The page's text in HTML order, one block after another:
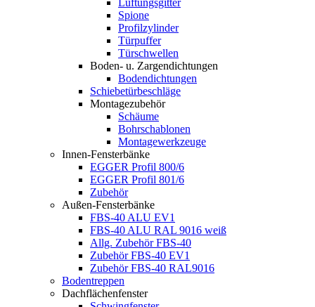
Lüftungsgitter
Spione
Profilzylinder
Türpuffer
Türschwellen
Boden- u. Zargendichtungen
Bodendichtungen
Schiebetürbeschläge
Montagezubehör
Schäume
Bohrschablonen
Montagewerkzeuge
Innen-Fensterbänke
EGGER Profil 800/6
EGGER Profil 801/6
Zubehör
Außen-Fensterbänke
FBS-40 ALU EV1
FBS-40 ALU RAL 9016 weiß
Allg. Zubehör FBS-40
Zubehör FBS-40 EV1
Zubehör FBS-40 RAL9016
Bodentreppen
Dachflächenfenster